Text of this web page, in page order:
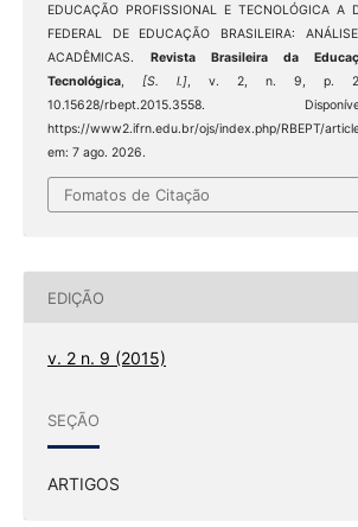
EDUCAÇÃO PROFISSIONAL E TECNOLÓGICA A
FEDERAL DE EDUCAÇÃO BRASILEIRA:
ACADÊMICAS. Revista Brasileira da
Tecnológica, [S. l.] , v. 2, n. 9, p.
10.15628/rbept.2015.3558.
https://www2.ifrn.edu.br/ojs/index.php/RBEPT/
em: 7 ago. 2026.
Fomatos de Citação
EDIÇÃO
v. 2 n. 9 (2015)
SEÇÃO
ARTIGOS